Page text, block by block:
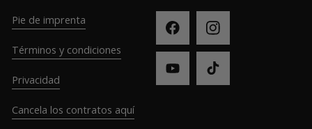
Pie de imprenta
Términos y condiciones
Privacidad
Cancela los contratos aquí